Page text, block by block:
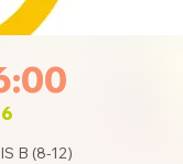
B (8-12)